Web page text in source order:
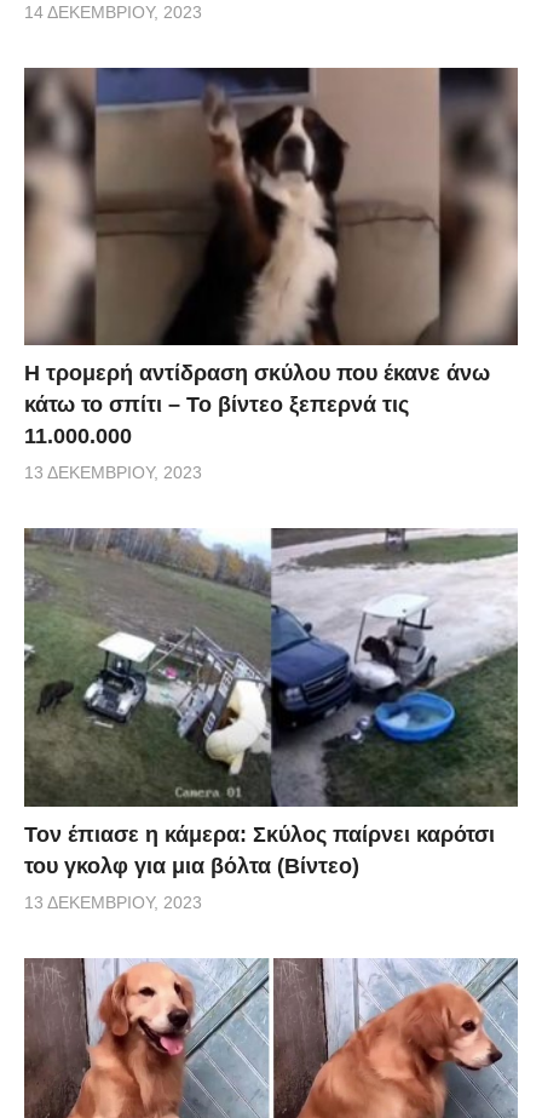
14 ΔΕΚΕΜΒΡΊΟΥ, 2023
Η τρομερή αντίδραση σκύλου που έκανε άνω
κάτω το σπίτι – Το βίντεο ξεπερνά τις
11.000.000
13 ΔΕΚΕΜΒΡΊΟΥ, 2023
Τον έπιασε η κάμερα: Σκύλος παίρνει καρότσι
του γκολφ για μια βόλτα (Βίντεο)
13 ΔΕΚΕΜΒΡΊΟΥ, 2023